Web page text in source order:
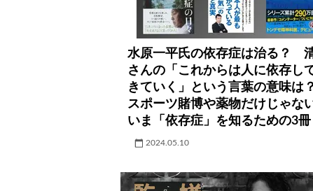
水原一平氏の依存症は治る？
さんの「これからは人に依存し
きていく」という言葉の意味は
スポーツ賭博や薬物だけじゃない
いま「依存症」を知るための3冊
2024.05.10